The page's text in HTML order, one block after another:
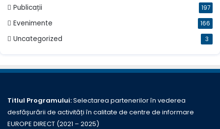
Publicații 197
Evenimente 166
Uncategorized 3
Titlul Programului:Selectarea partenerilor în vederea
desfășurării de activități în calitate de centre de informare
EUROPE DIRECT (2021 – 2025)